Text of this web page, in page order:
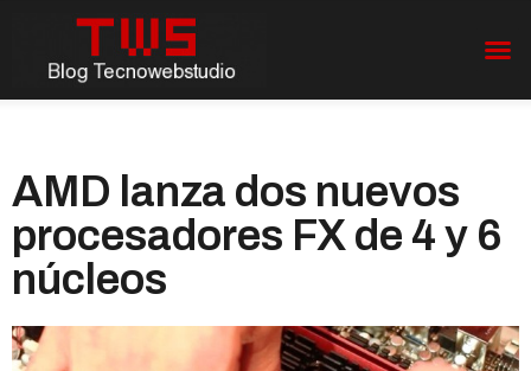
AMD lanza dos nuevos
procesadores FX de 4 y 6
núcleos